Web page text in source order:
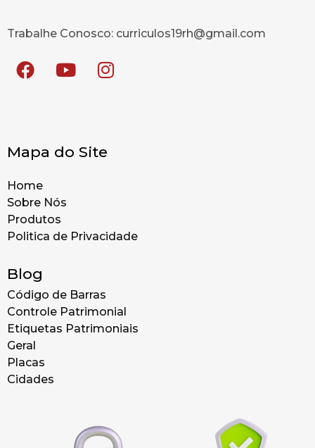
Trabalhe Conosco: curriculos19rh@gmail.com
Mapa do Site
Home
Sobre Nós
Produtos
Politica de Privacidade
Blog
Código de Barras
Controle Patrimonial
Etiquetas Patrimoniais
Geral
Placas
Cidades